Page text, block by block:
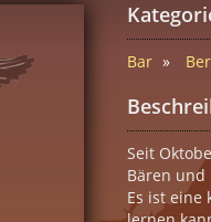
Bar
Seit
Bären und
Es ist eine